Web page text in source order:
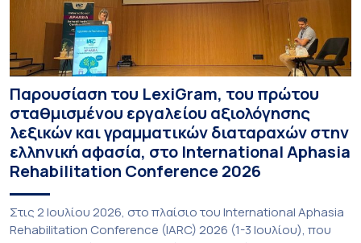
Παρουσίαση του LexiGram, του πρώτου
σταθμισμένου εργαλείου αξιολόγησης
λεξικών και γραμματικών διαταραχών στην
ελληνική αφασία, στο International Aphasia
Rehabilitation Conference 2026
Στις 2 Ιουλίου 2026, στο πλαίσιο του International Aphasia
Rehabilitation Conference (IARC) 2026 (1-3 Ιουλίου), που